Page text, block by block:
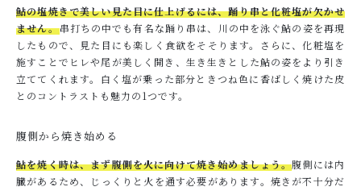
鮎の塩焼きで美しい見た目に仕上げるには、踊り串と化粧塩が欠かせ
ません。串打ちの中でも有名な踊り串は、川の中を泳ぐ鮎の姿を再現
したもので、見た目にも楽しく食欲をそそります。さらに、化粧塩を
施すことでヒレや尾が美しく開き、生き生きとした鮎の姿をより引き
立ててくれます。白く塩が乗った部分ときつね色に香ばしく焼けた皮
とのコントラストも魅力の1つです。
腹側から焼き始める
鮎を焼く時は、まず腹側を火に向けて焼き始めましょう。腹側には内
臓があるため、じっくりと火を通す必要があります。焼きが不十分だ